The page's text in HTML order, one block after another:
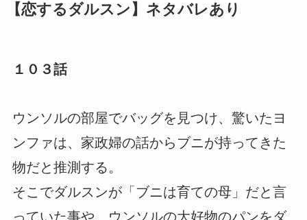
【恋するダルスン】ネタバレあり
１０３話
ウンソルの部屋でバッグを見つけ、驚いたヨ
ンファは、家政婦の話からブニが持ってきた
物だと推測する。
そこでダルスンが「ブニは育ての母」だと言
っていた事や、ウンソルの大好物のパンをダ